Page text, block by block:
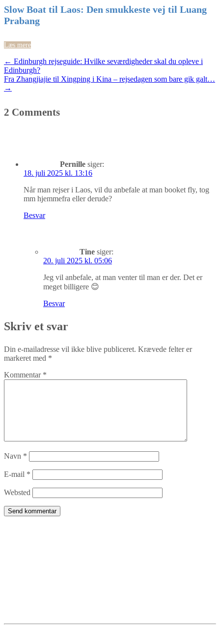
Slow Boat til Laos: Den smukkeste vej til Luang
Prabang
Læs mere
Post
navigation
← Edinburgh rejseguide: Hvilke seværdigheder skal du opleve i
Edinburgh?
Fra Zhangjiajie til Xingping i Kina – rejsedagen som bare gik galt…
→
2 Comments
Pernille siger:
18. juli 2025 kl. 13:16
Når man rejser i Laos, vil du anbefale at man booket fly, tog
mm hjemmefra eller derude?
Besvar
Tine siger:
20. juli 2025 kl. 05:06
Jeg vil anbefale, at man venter til man er der. Det er
meget billigere 😊
Besvar
Skriv et svar
Din e-mailadresse vil ikke blive publiceret. Krævede felter er
markeret med *
Kommentar *
Navn *
E-mail *
Websted